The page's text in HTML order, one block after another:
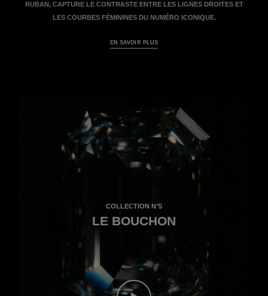
RUBAN, CAPTURE LE CONTRASTE ENTRE LES LIGNES DROITES ET
LES COURBES FÉMININES DU NUMÉRO ICONIQUE.
EN SAVOIR PLUS
COLLECTION N°5
LE BOUCHON